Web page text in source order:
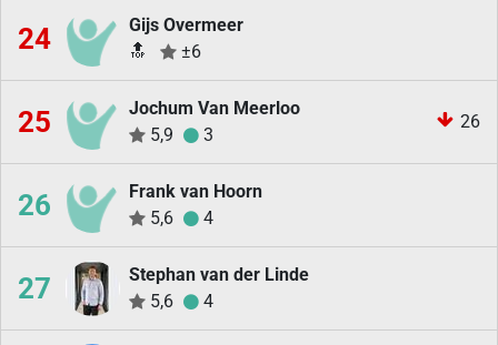
24
Gijs Overmeer
🔝
±6
25
Jochum Van Meerloo
5,9
3
26
26
Frank van Hoorn
5,6
4
27
Stephan van der Linde
5,6
4